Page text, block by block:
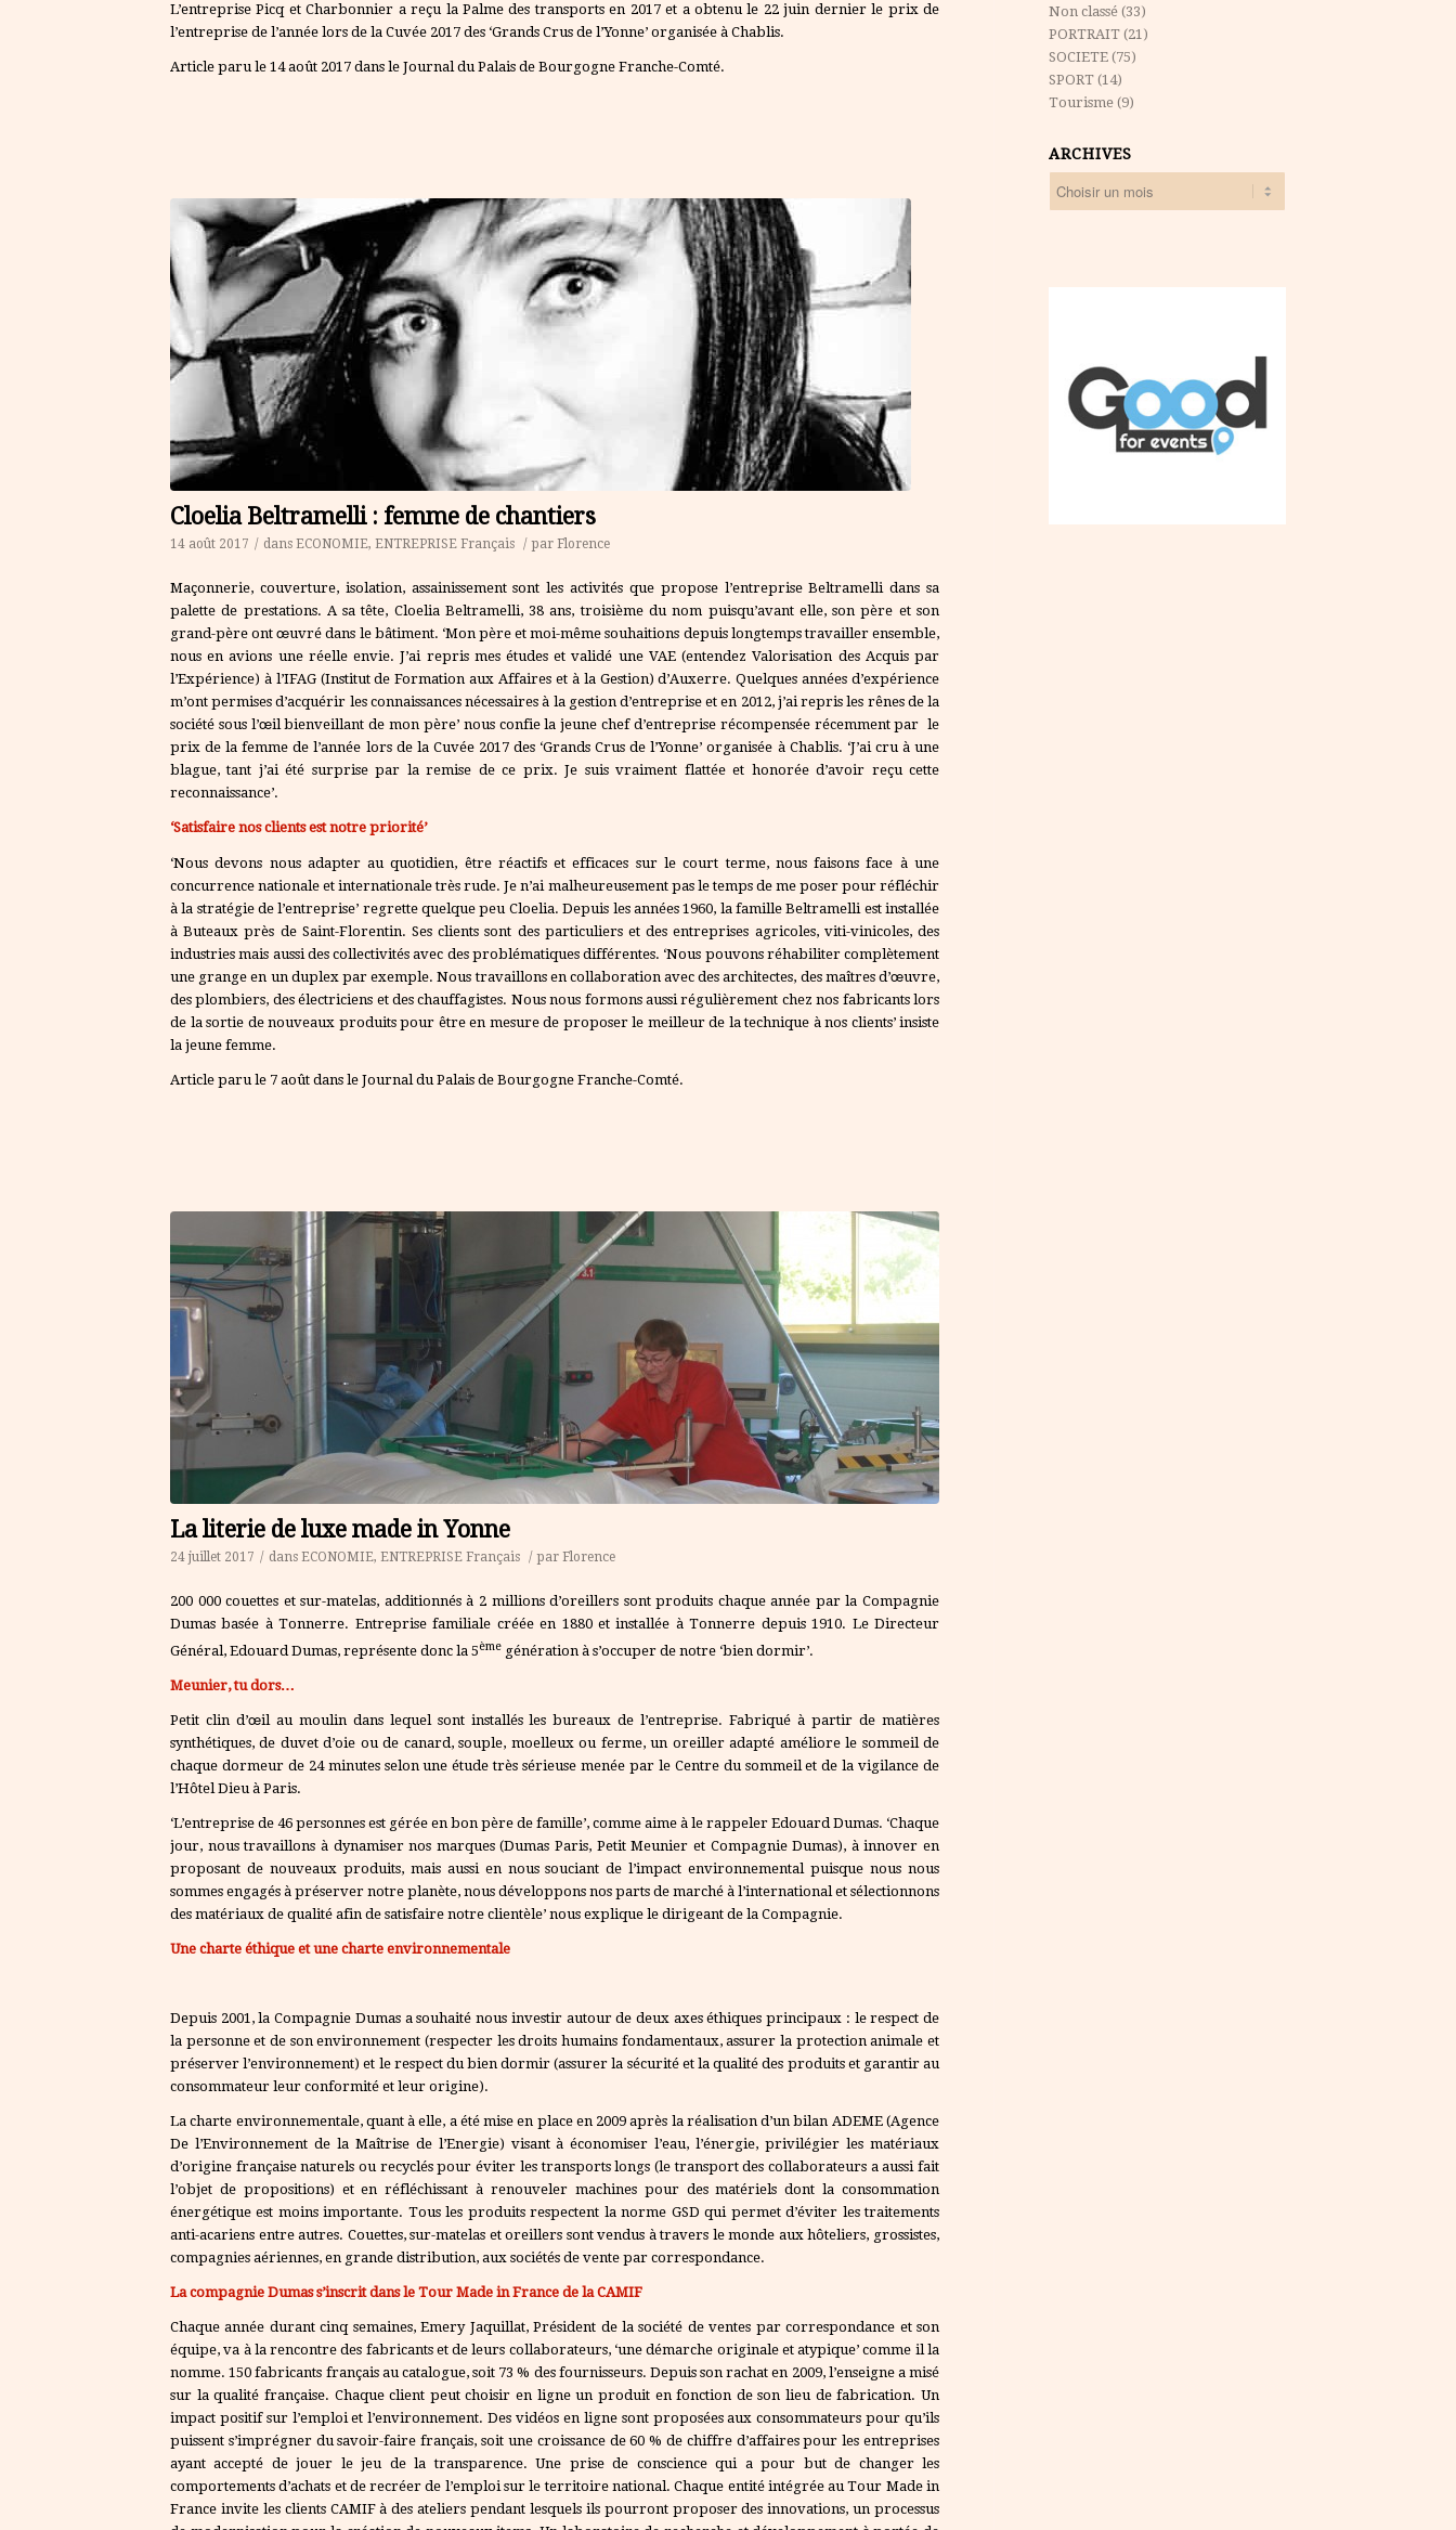
L’entreprise Picq et Charbonnier a reçu la Palme des transports en 2017 et a obtenu le 22 juin dernier le prix de
l’entreprise de l’année lors de la Cuvée 2017 des ‘Grands Crus de l’Yonne’ organisée à Chablis.
Article paru le 14 août 2017 dans le Journal du Palais de Bourgogne Franche-Comté.
Cloelia Beltramelli : femme de chantiers
14 août 2017 / dans ECONOMIE, ENTREPRISE Français / par Florence
Maçonnerie, couverture, isolation, assainissement sont les activités que propose l’entreprise Beltramelli dans sa
palette de prestations. A sa tête, Cloelia Beltramelli, 38 ans, troisième du nom puisqu’avant elle, son père et son
grand-père ont œuvré dans le bâtiment. ‘Mon père et moi-même souhaitions depuis longtemps travailler ensemble,
nous en avions une réelle envie. J’ai repris mes études et validé une VAE (entendez Valorisation des Acquis par
l’Expérience) à l’IFAG (Institut de Formation aux Affaires et à la Gestion) d’Auxerre. Quelques années d’expérience
m’ont permises d’acquérir les connaissances nécessaires à la gestion d’entreprise et en 2012, j’ai repris les rênes de la
société sous l’œil bienveillant de mon père’ nous confie la jeune chef d’entreprise récompensée récemment par le
prix de la femme de l’année lors de la Cuvée 2017 des ‘Grands Crus de l’Yonne’ organisée à Chablis. ‘J’ai cru à une
blague, tant j’ai été surprise par la remise de ce prix. Je suis vraiment flattée et honorée d’avoir reçu cette
reconnaissance’.
‘Satisfaire nos clients est notre priorité’
‘Nous devons nous adapter au quotidien, être réactifs et efficaces sur le court terme, nous faisons face à une
concurrence nationale et internationale très rude. Je n’ai malheureusement pas le temps de me poser pour réfléchir
à la stratégie de l’entreprise’ regrette quelque peu Cloelia. Depuis les années 1960, la famille Beltramelli est installée
à Buteaux près de Saint-Florentin. Ses clients sont des particuliers et des entreprises agricoles, viti-vinicoles, des
industries mais aussi des collectivités avec des problématiques différentes. ‘Nous pouvons réhabiliter complètement
une grange en un duplex par exemple. Nous travaillons en collaboration avec des architectes, des maîtres d’œuvre,
des plombiers, des électriciens et des chauffagistes. Nous nous formons aussi régulièrement chez nos fabricants lors
de la sortie de nouveaux produits pour être en mesure de proposer le meilleur de la technique à nos clients’ insiste
la jeune femme.
Article paru le 7 août dans le Journal du Palais de Bourgogne Franche-Comté.
La literie de luxe made in Yonne
24 juillet 2017 / dans ECONOMIE, ENTREPRISE Français / par Florence
200 000 couettes et sur-matelas, additionnés à 2 millions d’oreillers sont produits chaque année par la Compagnie
Dumas basée à Tonnerre. Entreprise familiale créée en 1880 et installée à Tonnerre depuis 1910. Le Directeur
Général, Edouard Dumas, représente donc la 5ème génération à s’occuper de notre ‘bien dormir’.
Meunier, tu dors…
Petit clin d’œil au moulin dans lequel sont installés les bureaux de l’entreprise. Fabriqué à partir de matières
synthétiques, de duvet d’oie ou de canard, souple, moelleux ou ferme, un oreiller adapté améliore le sommeil de
chaque dormeur de 24 minutes selon une étude très sérieuse menée par le Centre du sommeil et de la vigilance de
l’Hôtel Dieu à Paris.
‘L’entreprise de 46 personnes est gérée en bon père de famille’, comme aime à le rappeler Edouard Dumas. ‘Chaque
jour, nous travaillons à dynamiser nos marques (Dumas Paris, Petit Meunier et Compagnie Dumas), à innover en
proposant de nouveaux produits, mais aussi en nous souciant de l’impact environnemental puisque nous nous
sommes engagés à préserver notre planète, nous développons nos parts de marché à l’international et sélectionnons
des matériaux de qualité afin de satisfaire notre clientèle’ nous explique le dirigeant de la Compagnie.
Une charte éthique et une charte environnementale
Depuis 2001, la Compagnie Dumas a souhaité nous investir autour de deux axes éthiques principaux : le respect de
la personne et de son environnement (respecter les droits humains fondamentaux, assurer la protection animale et
préserver l’environnement) et le respect du bien dormir (assurer la sécurité et la qualité des produits et garantir au
consommateur leur conformité et leur origine).
La charte environnementale, quant à elle, a été mise en place en 2009 après la réalisation d’un bilan ADEME (Agence
De l’Environnement de la Maîtrise de l’Energie) visant à économiser l’eau, l’énergie, privilégier les matériaux
d’origine française naturels ou recyclés pour éviter les transports longs (le transport des collaborateurs a aussi fait
l’objet de propositions) et en réfléchissant à renouveler machines pour des matériels dont la consommation
énergétique est moins importante. Tous les produits respectent la norme GSD qui permet d’éviter les traitements
anti-acariens entre autres. Couettes, sur-matelas et oreillers sont vendus à travers le monde aux hôteliers, grossistes,
compagnies aériennes, en grande distribution, aux sociétés de vente par correspondance.
La compagnie Dumas s’inscrit dans le Tour Made in France de la CAMIF
Chaque année durant cinq semaines, Emery Jaquillat, Président de la société de ventes par correspondance et son
équipe, va à la rencontre des fabricants et de leurs collaborateurs, ‘une démarche originale et atypique’ comme il la
nomme. 150 fabricants français au catalogue, soit 73 % des fournisseurs. Depuis son rachat en 2009, l’enseigne a misé
sur la qualité française. Chaque client peut choisir en ligne un produit en fonction de son lieu de fabrication. Un
impact positif sur l’emploi et l’environnement. Des vidéos en ligne sont proposées aux consommateurs pour qu’ils
puissent s’imprégner du savoir-faire français, soit une croissance de 60 % de chiffre d’affaires pour les entreprises
ayant accepté de jouer le jeu de la transparence. Une prise de conscience qui a pour but de changer les
comportements d’achats et de recréer de l’emploi sur le territoire national. Chaque entité intégrée au Tour Made in
France invite les clients CAMIF à des ateliers pendant lesquels ils pourront proposer des innovations, un processus
Non classé (33)
PORTRAIT (21)
SOCIETE (75)
SPORT (14)
Tourisme (9)
ARCHIVES